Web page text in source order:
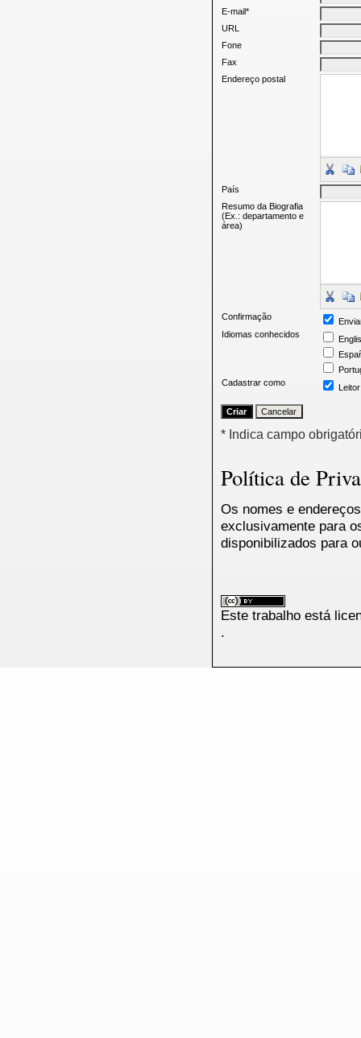
E-mail*
URL
Fone
Fax
Endereço postal
País
Resumo da Biografia
(Ex.: departamento e
área)
Confirmação
Idiomas conhecidos
Cadastrar como
Leitor
* Indica campo
Política de
Os nomes e
exclusivamente para
disponibilizados para
Este trabalho está
.